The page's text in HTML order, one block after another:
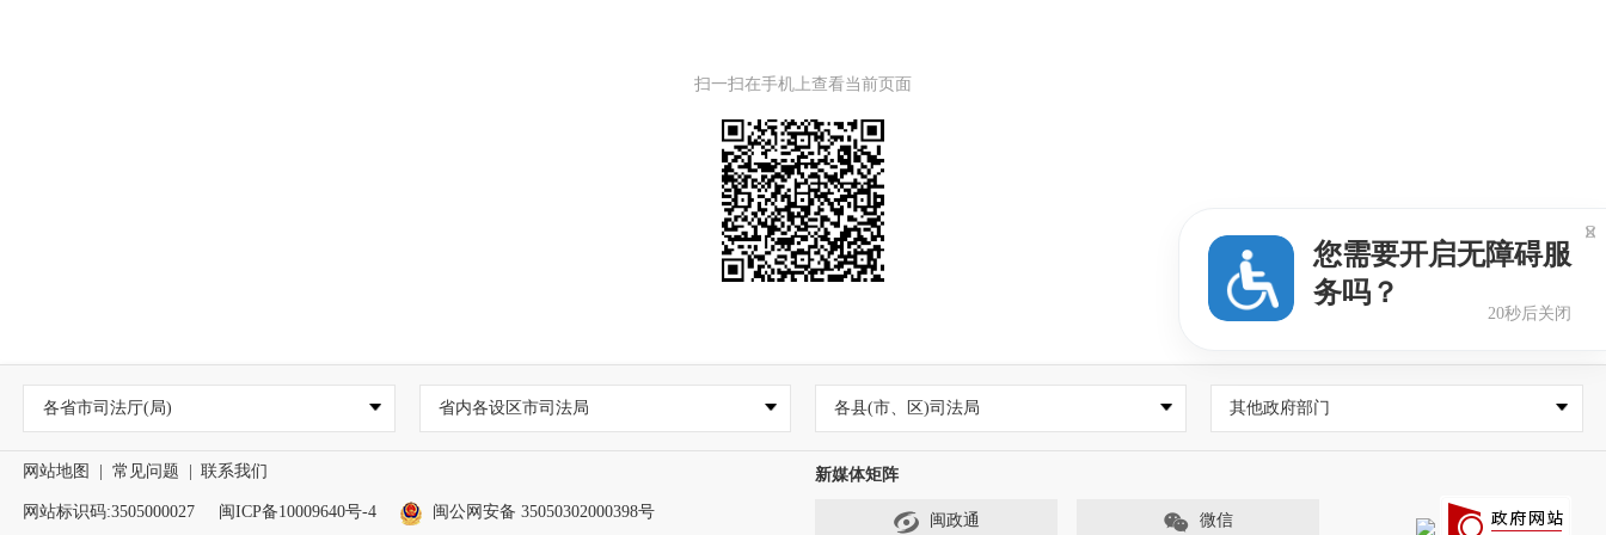
扫一扫在手机上查看当前页面
各省市司法厅(局) 省内各设区市司法局 各县(市、区)司法局 其他政府部门
网站地图 常见问题 联系我们
网站标识码:3505000027 闽ICP备10009640号-4 闽公网安备 35050302000398号
新媒体矩阵
闽政通 微信
您需要开启无障碍服
务吗？
20秒后关闭
